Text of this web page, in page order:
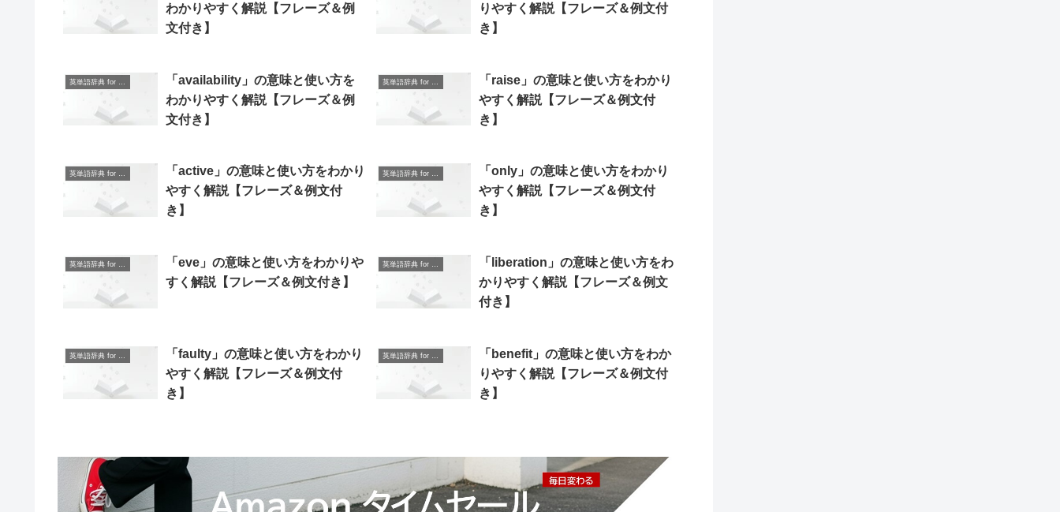
わかりやすく解説【フレーズ＆例
文付き】
りやすく解説【フレーズ＆例文付
き】
「availability」の意味と使い方を
わかりやすく解説【フレーズ＆例
文付き】
「raise」の意味と使い方をわかり
やすく解説【フレーズ＆例文付
き】
「active」の意味と使い方をわかり
やすく解説【フレーズ＆例文付
き】
「only」の意味と使い方をわかり
やすく解説【フレーズ＆例文付
き】
英単語辞典 for Beginners
「eve」の意味と使い方をわかりや
すく解説【フレーズ＆例文付き】
英単語辞典 for Beginners
「liberation」の意味と使い方をわ
かりやすく解説【フレーズ＆例文
付き】
英単語辞典 for Beginners
「faulty」の意味と使い方をわかり
やすく解説【フレーズ＆例文付
き】
英単語辞典 for Beginners
「benefit」の意味と使い方をわか
りやすく解説【フレーズ＆例文付
き】